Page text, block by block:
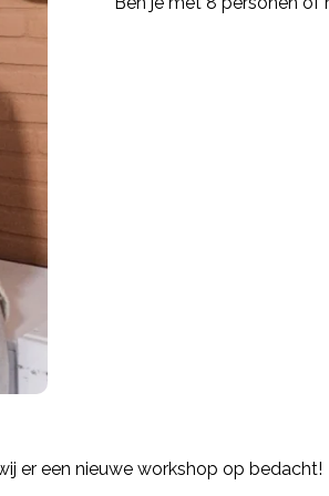
er een nieuwe workshop op bedacht!